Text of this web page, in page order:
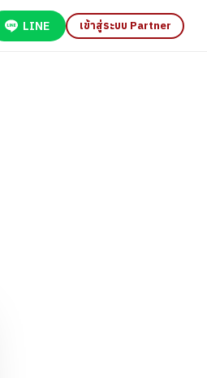
LINE เข้าสู่ระบบ Partner